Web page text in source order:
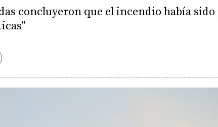
concluyeron que el incendio había